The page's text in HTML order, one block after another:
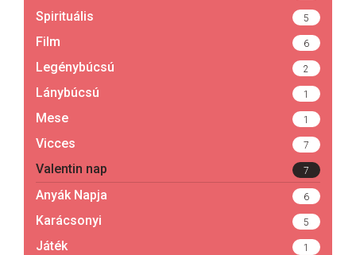
Spirituális 5
Film 6
Legénybúcsú 2
Lánybúcsú 1
Mese 1
Vicces 7
Valentin nap 7
Anyák Napja 6
Karácsonyi 5
Játék 1